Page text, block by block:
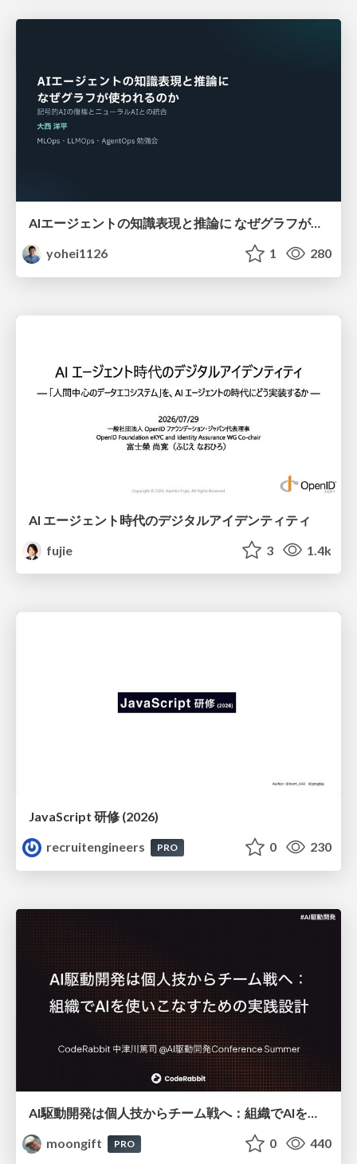
AIエージェントの知識表現と推論に なぜグラフが使われるのか - 記号的AIの復権とニューラルAIとの統合
yohei1126
1 280
AI エージェント時代のデジタルアイデンティティ
fujie
3 1.4k
JavaScript 研修 (2026)
recruitengineers
PRO 0 230
AI駆動開発は個人技からチーム戦へ：組織でAIを使いこなすための実践設計
moongift
PRO 0 440